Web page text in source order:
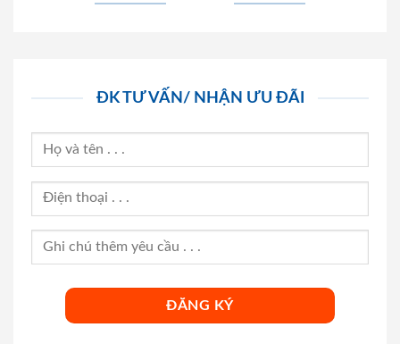
ĐK TƯ VẤN/ NHẬN ƯU ĐÃI